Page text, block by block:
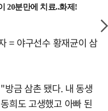
= 야구선수 황재균이 삼
금 삼촌 됐다. 내 동생
희도 고생했고 아빠 된